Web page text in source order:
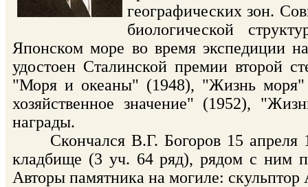
географических зон.
биологической
Японском море во время экспедиции
удостоен Сталинской премии второй
"Моря и океаны" (1948), "Жизнь
хозяйственное значение" (1952),
награды.
Скончался В.Г. Богоров 15 апреля
кладбище (3 уч. 64 ряд), рядом с ним
Авторы памятника на могиле: